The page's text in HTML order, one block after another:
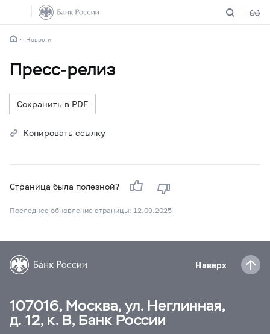
Новости
Пресс-релиз
Сохранить в PDF
Копировать ссылку
Страница была полезной?
Последнее обновление страницы: 12.09.2025
Наверх
107016, Москва, ул. Неглинная,
д. 12, к. В, Банк России